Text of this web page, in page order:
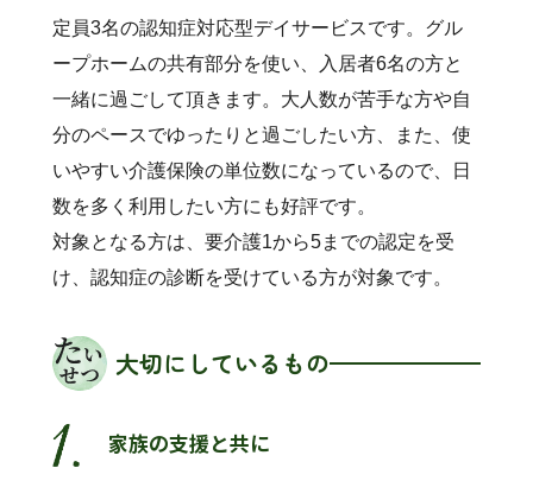
定員3名の認知症対応型デイサービスです。グル
ープホームの共有部分を使い、入居者6名の方と
一緒に過ごして頂きます。大人数が苦手な方や自
分のペースでゆったりと過ごしたい方、また、使
いやすい介護保険の単位数になっているので、日
数を多く利用したい方にも好評です。
対象となる方は、要介護1から5までの認定を受
け、認知症の診断を受けている方が対象です。
大切にしているもの
家族の支援と共に